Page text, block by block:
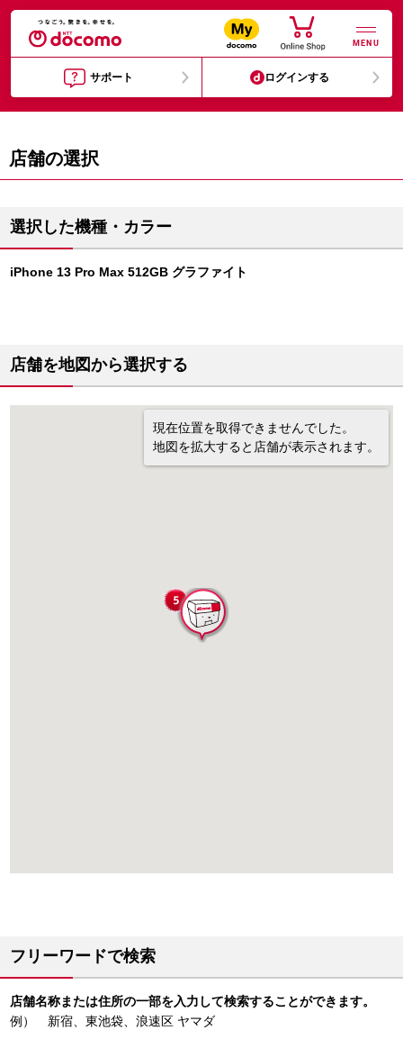
MENU
サポート ログインする
店舗の選択
選択した機種・カラー
iPhone 13 Pro Max 512GB グラファイト
店舗を地図から選択する
現在位置を取得できませんでした。
地図を拡大すると店舗が表示されます。
フリーワードで検索
店舗名称または住所の一部を入力して検索することができます。
例） 新宿、東池袋、浪速区 ヤマダ